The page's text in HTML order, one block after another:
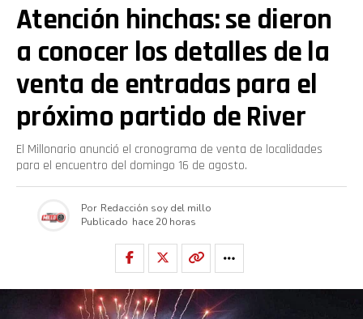
Atención hinchas: se dieron
a conocer los detalles de la
venta de entradas para el
próximo partido de River
El Millonario anunció el cronograma de venta de localidades
para el encuentro del domingo 16 de agosto.
Por Redacción soy del millo
Publicado hace 20 horas